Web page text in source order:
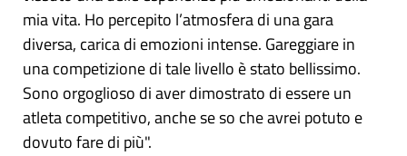
mia vita. Ho percepito l’atmosfera di una gara
diversa, carica di emozioni intense. Gareggiare in
una competizione di tale livello è stato bellissimo.
Sono orgoglioso di aver dimostrato di essere un
atleta competitivo, anche se so che avrei potuto e
dovuto fare di più".